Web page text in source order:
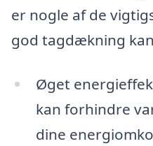
er nogle af de
god tagdækning
Øget
kan forhindre
dine